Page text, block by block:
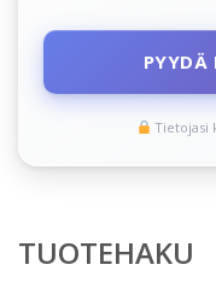
PYYDÄ
Tietojasi
TUOTEHAKU